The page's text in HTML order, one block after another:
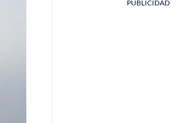
PUBLICIDAD